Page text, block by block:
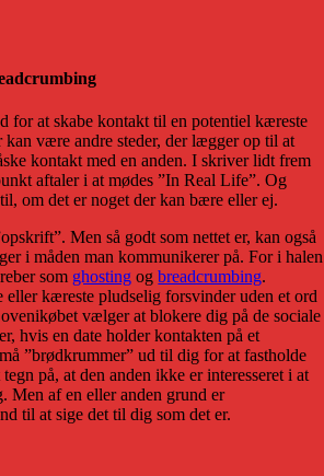
for at skabe kontakt til en potentiel kæreste
kan være andre steder, der lægger op til at
kontakt med en anden. I skriver lidt frem
aftaler i at mødes ”In Real Life”. Og
om det er noget der kan bære eller ej.
Men så godt som nettet er, kan også
i måden man kommunikerer på. For i halen
som ghosting ogbreadcrumbing.
eller kæreste pludselig forsvinder uden et ord
vælger at blokere dig på de sociale
hvis en date holder kontakten på et
”brødkrummer” ud til dig for at fastholde
på, at den anden ikke er interesseret i at
Men af en eller anden grund er
til at sige det til dig som det er.